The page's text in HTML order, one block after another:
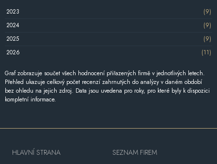
2023
(9)
2024
(9)
2025
(9)
2026
(11)
Graf zobrazuje součet všech hodnocení přiřazených firmě v jednotlivých letech.
Přehled ukazuje celkový počet recenzí zahrnutých do analýzy v daném období
bez ohledu na jejich zdroj. Data jsou uvedena pro roky, pro které byly k dispozici
kompletní informace.
HLAVNÍ STRANA
SEZNAM FIREM